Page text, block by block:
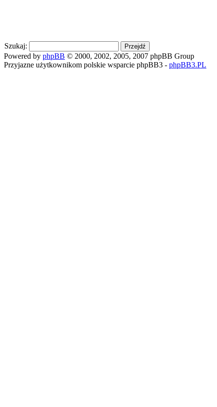
Szukaj:
Powered by phpBB © 2000, 2002, 2005, 2007 phpBB Group
Przyjazne użytkownikom polskie wsparcie phpBB3 - phpBB3.PL